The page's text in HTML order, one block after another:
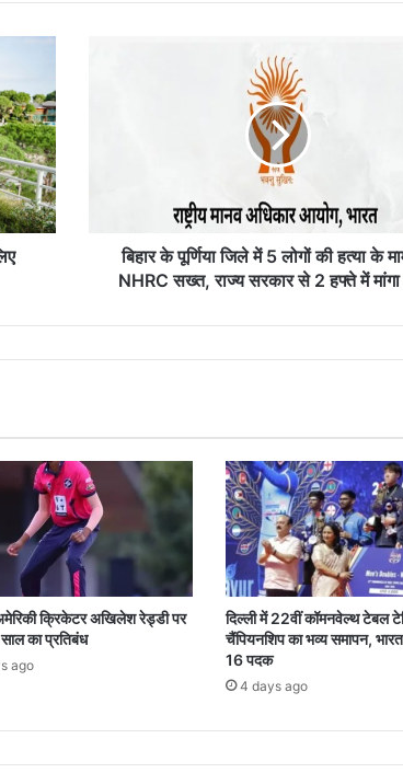
NHRC
2
हफ्ते
में
मांगा
जवाब
बिहार के पूर्णिया जिले में 5 लोगों की हत्या के
NHRC सख्त, राज्य सरकार से 2 हफ्ते में मांगा
क्रिकेटर अखिलेश रेड्डी पर
का प्रतिबंध
ago
दिल्ली में 22वीं कॉमनवेल्थ टेबल
चैंपियनशिप का भव्य समापन,
16 पदक
4 days ago